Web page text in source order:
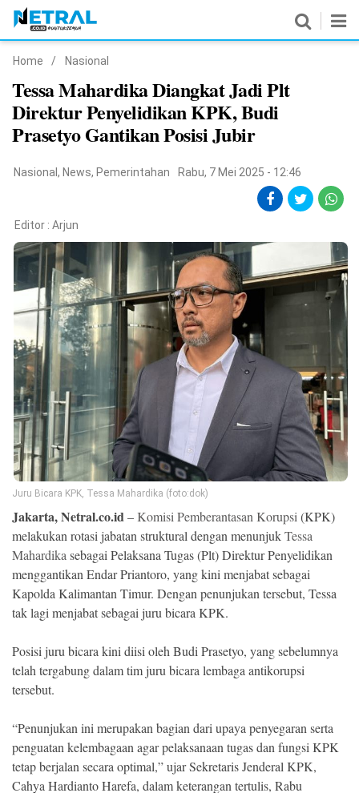
Nasional
Pemerintahan
Politik
Hukrim
Pendidikan
Peristiwa
Olahraga
Ekonomi
Memori
©
Copyright
.
Right
Reserved
Home / Nasional
Tessa Mahardika Diangkat Jadi Plt
Direktur Penyelidikan KPK, Budi
Prasetyo Gantikan Posisi Jubir
Nasional , News, Pemerintahan Rabu, 7 Mei 2025 - 12:46
Editor : Arjun
Juru Bicara KPK, Tessa Mahardika (foto:dok)
Jakarta, Netral.co.id–Komisi Pemberantasan Korupsi (KPK)
melakukan rotasi jabatan struktural dengan menunjukTessa
Mahardika sebagai Pelaksana Tugas (Plt) Direktur Penyelidikan
menggantikan Endar Priantoro, yang kini menjabat sebagai
Kapolda Kalimantan Timur. Dengan penunjukan tersebut, Tessa
tak lagi menjabat sebagai juru bicara KPK.
Posisi juru bicara kini diisi oleh Budi Prasetyo, yang sebelumnya
telah tergabung dalam tim juru bicara lembaga antikorupsi
tersebut.
“Penunjukan ini merupakan bagian dari upaya penyegaran serta
penguatan kelembagaan agar pelaksanaan tugas dan fungsi KPK
tetap berjalan secara optimal,” ujar Sekretaris Jenderal KPK,
Cahya Hardianto Harefa, dalam keterangan tertulis, Rabu